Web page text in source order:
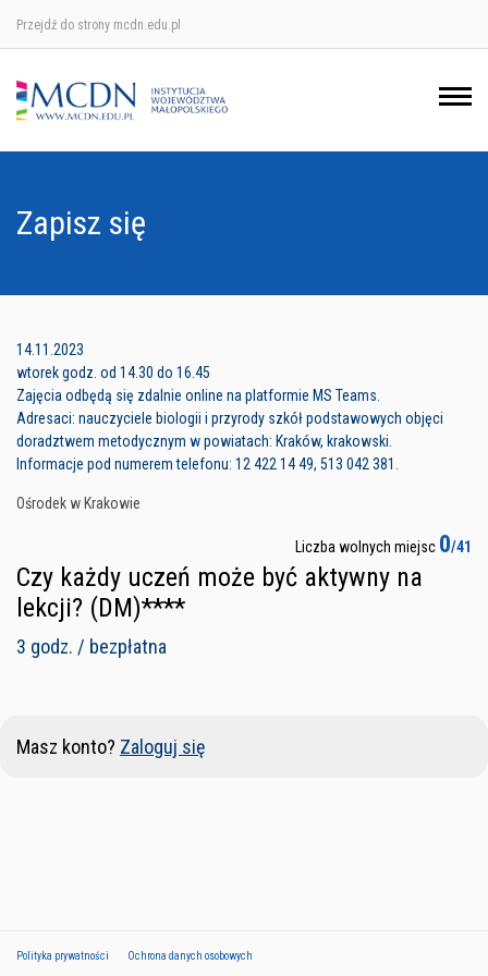
Przejdź do strony mcdn.edu.pl
Zapisz się
14.11.2023
wtorek godz. od 14.30 do 16.45
Zajęcia odbędą się zdalnie online na platformie MS Teams.
Adresaci: nauczyciele biologii i przyrody szkół podstawowych objęci
doradztwem metodycznym w powiatach: Kraków, krakowski.
Informacje pod numerem telefonu: 12 422 14 49, 513 042 381.
Ośrodek w Krakowie
Liczba wolnych miejsc 0/41
Czy każdy uczeń może być aktywny na
lekcji? (DM)****
3 godz. / bezpłatna
Masz konto? Zaloguj się
Polityka prywatności Ochrona danych osobowych
Ośrodek w Krakowie
Ośrodek w Nowym Sączu
Ośrodek w Tarnowie